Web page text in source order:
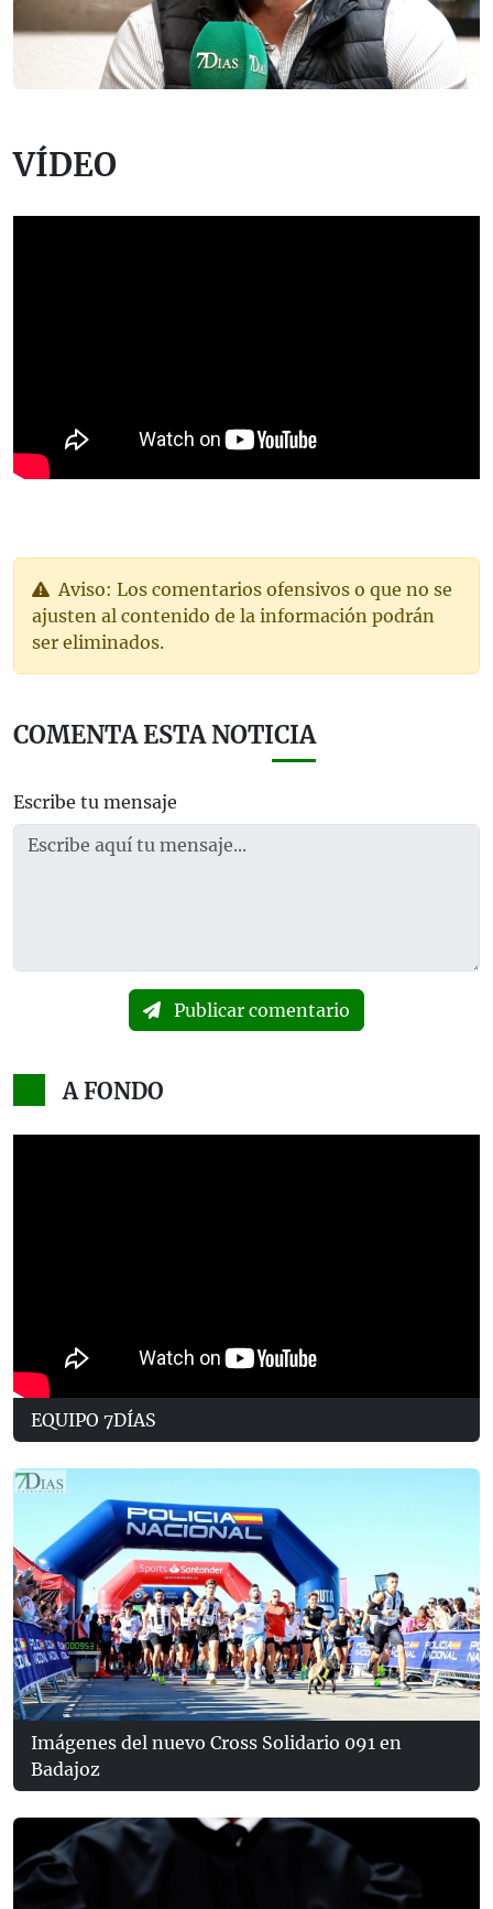
VÍDEO
Aviso: Los comentarios ofensivos o que no se
ajusten al contenido de la información podrán
ser eliminados.
COMENTA ESTA NOTICIA
Escribe tu mensaje
Publicar comentario
A FONDO
EQUIPO 7DÍAS
Imágenes del nuevo Cross Solidario 091 en
Badajoz